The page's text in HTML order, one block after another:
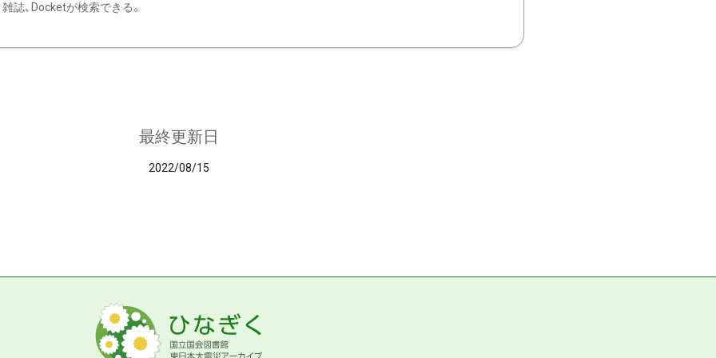
雑誌、Docketが検索できる。
最終更新日
2022/08/15